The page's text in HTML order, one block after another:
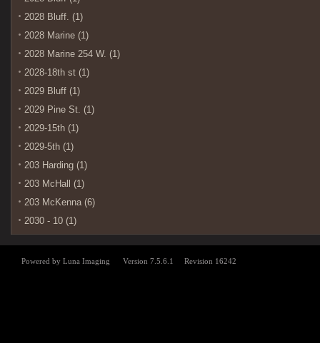
2028 Bluff. (1)
2028 Marine (1)
2028 Marine 254 W. (1)
2028-18th st (1)
2029 Bluff (1)
2029 Pine St. (1)
2029-15th (1)
2029-5th (1)
203 Harding (1)
203 McHall (1)
203 McKenna (6)
2030 - 10 (1)